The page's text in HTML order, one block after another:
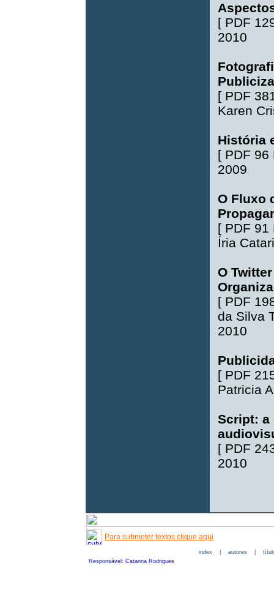
[ PDF
2010
[ PDF
Karen
História
[ PDF 96
2009
O Fluxo
[ PDF 91
Íria
O
[ PDF
da Silva
2010
[ PDF
Patricia
Script: a
[ PDF
2010
Para submeter textos clique aqui
index| autores|